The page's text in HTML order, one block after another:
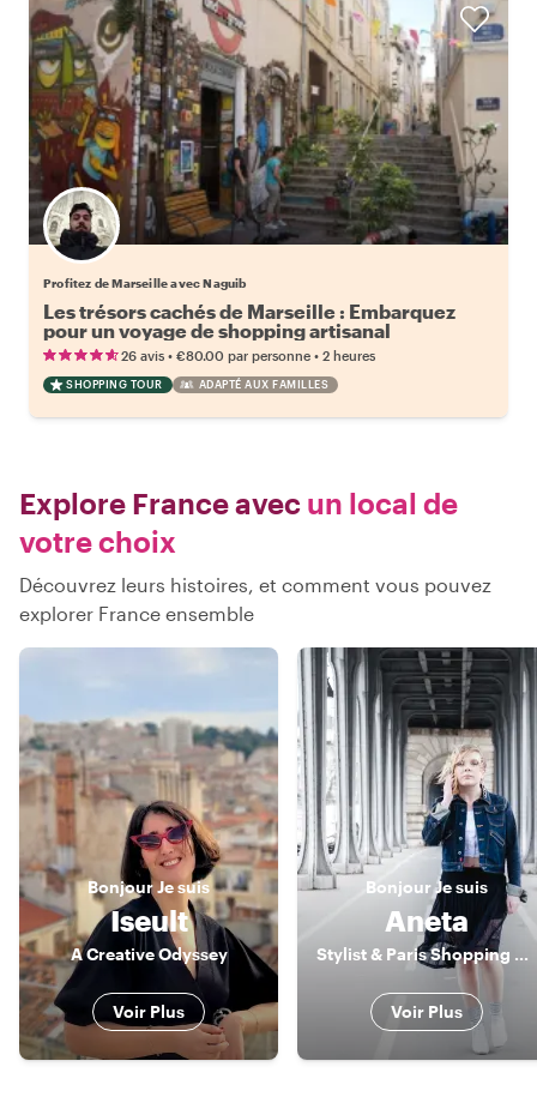
Profitez de Marseille avec Naguib
Les trésors cachés de Marseille : Embarquez
pour un voyage de shopping artisanal
26 avis • €80.00 par personne • 2 heures
SHOPPING TOUR ADAPTÉ AUX FAMILLES
Explore France avec un local de
votre choix
Découvrez leurs histoires, et comment vous pouvez
explorer France ensemble
BonjourJe suis
Iseult
A Creative Odyssey
Voir Plus
Bonjour Je suis
Aneta
Stylist & Paris Shopping Expert
Voir Plus